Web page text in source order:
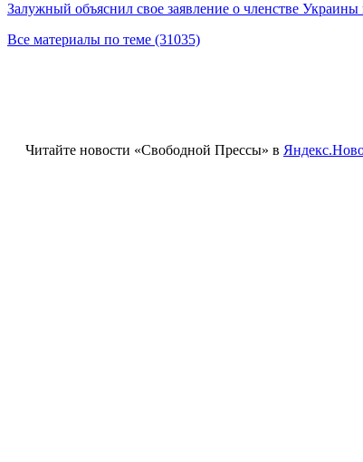
Залужный объяснил свое заявление о членстве
Все материалы по теме (31035)
Читайте новости «Свободной Прессы» в